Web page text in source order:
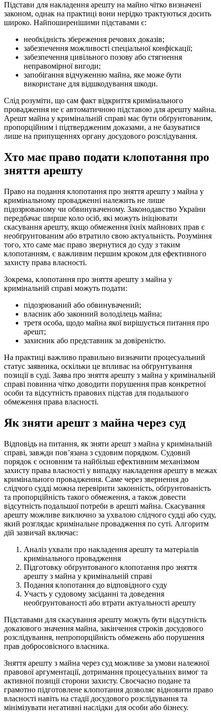
Підстави для накладення арешту на майно чітко визначені
законом, однак на практиці вони нерідко трактуються досить
широко. Найпоширенішими підставами є:
необхідність збереження речових доказів;
забезпечення можливості спеціальної конфіскації;
забезпечення цивільного позову або стягнення
неправомірної вигоди;
запобігання відчуженню майна, яке може бути
використане для відшкодування шкоди.
Слід розуміти, що сам факт відкриття кримінального
провадження не є автоматичною підставою для арешту майна.
Арешт майна у кримінальній справі має бути обґрунтованим,
пропорційним і підтвердженим доказами, а не базуватися
лише на припущеннях органу досудового розслідування.
Хто має право подати клопотання про
зняття арешту
Право на подання клопотання про зняття арешту з майна у
кримінальному провадженні належить не лише
підозрюваному чи обвинуваченому. Законодавство України
передбачає ширше коло осіб, які можуть ініціювати
скасування арешту, якщо обмеження їхніх майнових прав є
необґрунтованим або втратило свою актуальність. Розуміння
того, хто саме має право звернутися до суду з таким
клопотанням, є важливим першим кроком для ефективного
захисту права власності.
Зокрема, клопотання про зняття арешту з майна у
кримінальній справі можуть подати:
підозрюваний або обвинувачений;
власник або законний володілець майна;
третя особа, щодо майна якої вирішується питання про
арешт;
захисник або представник за довіреністю.
На практиці важливо правильно визначити процесуальний
статус заявника, оскільки це впливає на обґрунтування
позиції в суді. Заява про зняття арешту з майна у кримінальній
справі повинна чітко доводити порушення прав конкретної
особи та відсутність правових підстав для подальшого
обмеження права власності.
Як зняти арешт з майна через суд
Відповідь на питання, як зняти арешт з майна у кримінальній
справі, завжди пов’язана з судовим порядком. Судовий
порядок є основним та найбільш ефективним механізмом
захисту права власності у випадку накладення арешту в межах
кримінального провадження. Саме через звернення до
слідчого судді можна перевірити законність, обґрунтованість
та пропорційність такого обмеження, а також довести
відсутність подальшої потреби в арешті майна. Скасування
арешту можливе виключно за ухвалою слідчого судді або суду,
який розглядає кримінальне провадження по суті. Алгоритм
дій зазвичай включає:
Аналіз ухвали про накладення арешту та матеріалів
кримінального провадження
Підготовку обґрунтованого клопотання про зняття
арешту з майна у кримінальній справі
Подання клопотання до відповідного суду
Участь у судовому засіданні та доведення
необґрунтованості або втрати актуальності арешту
Підставами для скасування арешту можуть бути відсутність
доказового значення майна, закінчення строків досудового
розслідування, непропорційність обмежень або порушення
прав добросовісного власника.
Зняття арешту з майна через суд можливе за умови належної
правової аргументації, дотримання процесуальних вимог та
активної позиції сторони захисту. Своєчасно подане та
грамотно підготовлене клопотання дозволяє відновити право
власності навіть на стадії досудового розслідування та
мінімізувати негативні наслідки для особи або бізнесу.